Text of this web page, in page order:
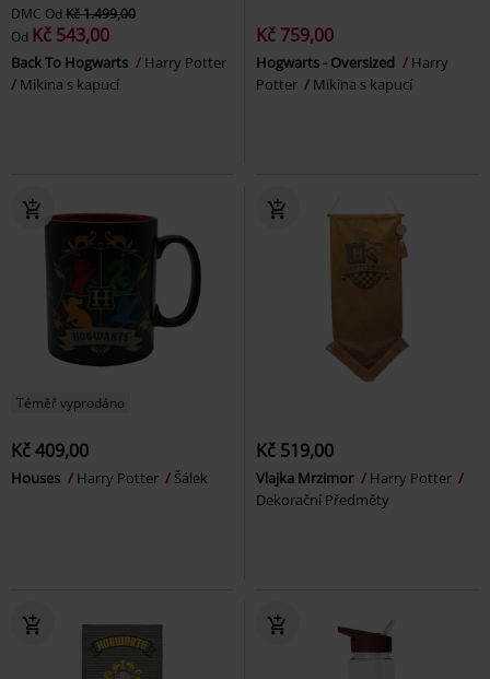
DMC Od Kč 1.499,00
Od Kč 543,00
Back To Hogwarts
Harry Potter
Mikina s kapucí
Kč 759,00
Hogwarts - Oversized
Harry
Potter
Mikina s kapucí
Téměř vyprodáno
Kč 409,00
Houses Harry Potter Šálek
Kč 519,00
Vlajka Mrzimor
Harry Potter
Dekorační Předměty